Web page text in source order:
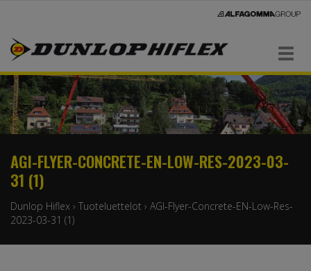
Navigaatio
AGI-FLYER-CONCRETE-EN-LOW-RES-2023-03-
31 (1)
Dunlop Hiflex › Tuoteluettelot › AGI-Flyer-Concrete-EN-Low-Res-
2023-03-31 (1)